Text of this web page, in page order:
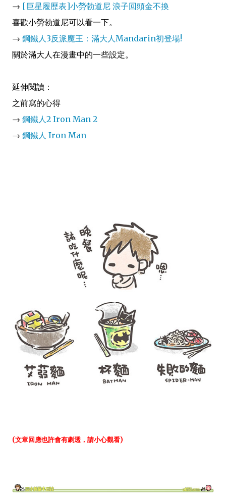
→ [巨星履歷表]小勞勃道尼 浪子回頭金不換
喜歡小勞勃道尼可以看一下。
→ 鋼鐵人3反派魔王：滿大人Mandarin初登場!
關於滿大人在漫畫中的一些設定。
延伸閱讀 ：
之前寫的心得
→ 鋼鐵人2 Iron Man 2
→ 鋼鐵人 Iron Man
(文章回應也許會有劇透 ，請小心觀看)